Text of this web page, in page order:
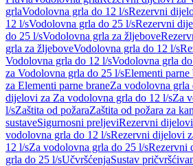
grlaVodolovna grla do 12 l/sRezervni
12 l/sVodolovna grla do 25 l/sRezervni
do 25 l/sVodolovna grla za žljebove
grla za žljeboveVodolovna grla do 12 l/s
Vodolovna grla do 12 l/sVodolovna grla
za Vodolovna grla do 25 l/sElementi parne
za Elementi parne braneZa vodolovna grla
dijelovi za Za vodolovna grla do 12 l/sZa
l/sZaštita od požaraZaštita od požara za
sustaveSigurnosni preljeviRezervni
vodolovna grla do 12 l/sRezervni dijelovi
12 l/sZa vodolovna grla do 25 l/sRezervni
grla do 25 l/sUčvršćenjaSustav